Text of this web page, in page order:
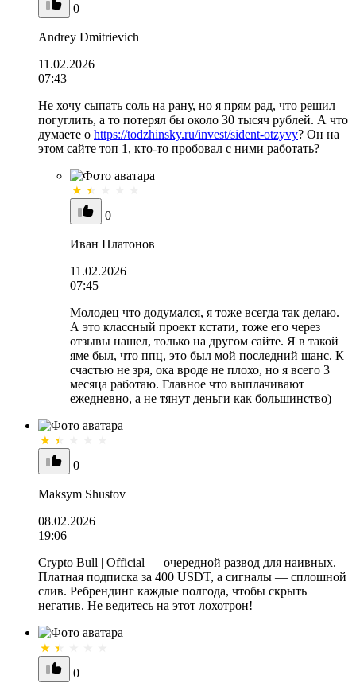
0
Andrey Dmitrievich
11.02.2026
07:43
Не хочу сыпать соль на рану, но я прям рад, что решил
погуглить, а то потерял бы около 30 тысяч рублей. А что
думаете о https://todzhinsky.ru/invest/sident-otzyvy? Он на
этом сайте топ 1, кто-то пробовал с ними работать?
0
Иван Платонов
11.02.2026
07:45
Молодец что додумался, я тоже всегда так делаю.
А это классный проект кстати, тоже его через
отзывы нашел, только на другом сайте. Я в такой
яме был, что ппц, это был мой последний шанс. К
счастью не зря, ока вроде не плохо, но я всего 3
месяца работаю. Главное что выплачивают
ежедневно, а не тянут деньги как большинство)
0
Maksym Shustov
08.02.2026
19:06
Crypto Bull | Official — очередной развод для наивных.
Платная подписка за 400 USDT, а сигналы — сплошной
слив. Ребрендинг каждые полгода, чтобы скрыть
негатив. Не ведитесь на этот лохотрон!
0